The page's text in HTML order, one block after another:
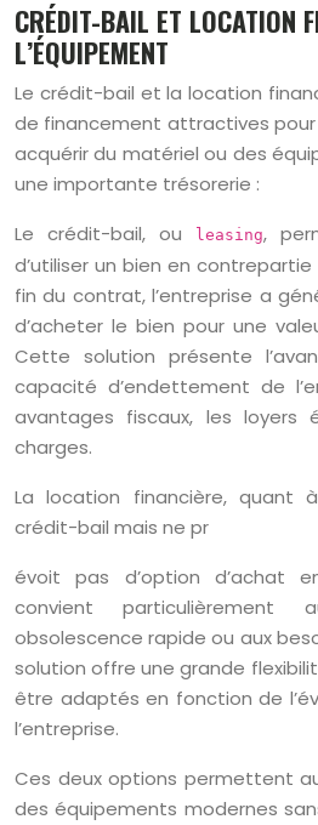
CRÉDIT-BAIL ET LOCATION
L’ÉQUIPEMENT
Le crédit-bail et la location
de financement attractives pour
acquérir du matériel ou des
une importante trésorerie :
Le crédit-bail, ou
leasing,
d’utiliser un bien en
fin du contrat, l’entreprise a
d’acheter le bien pour une
Cette solution présente
capacité d’endettement de
avantages fiscaux, les loyers
charges.
La location financière, quant
crédit-bail mais ne pr
évoit pas d’option d’achat
convient particulièrement
obsolescence rapide ou aux
solution offre une grande
être adaptés en fonction de
l’entreprise.
Ces deux options permettent
des équipements modernes